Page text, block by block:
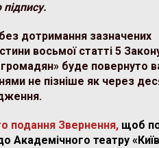
дотримання зазначених
восьмої статті 5
буде повернуто
не пізніше як через
подання Звернення, щоб
Академічного театру «Київ